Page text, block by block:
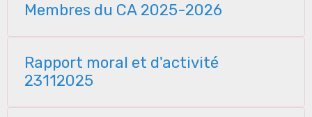
Membres du CA 2025-2026
Rapport moral et d'activité
23112025